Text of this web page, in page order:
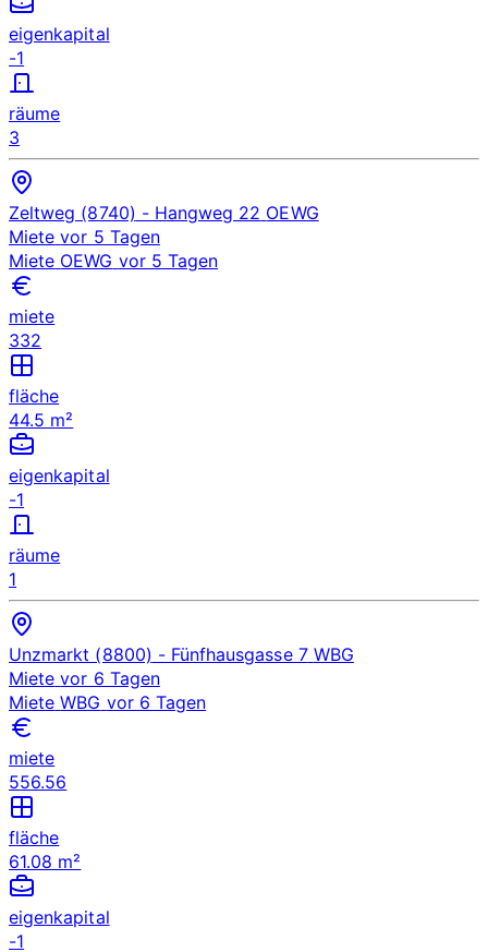
eigenkapital
-1
räume
3
Zeltweg (8740) - Hangweg 22 OEWG
Miete vor 5 Tagen
Miete OEWG vor 5 Tagen
miete
332
fläche
44.5 m²
eigenkapital
-1
räume
1
Unzmarkt (8800) - Fünfhausgasse 7 WBG
Miete vor 6 Tagen
Miete WBG vor 6 Tagen
miete
556.56
fläche
61.08 m²
eigenkapital
-1